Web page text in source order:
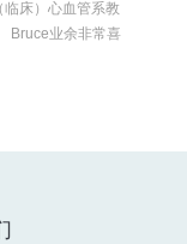
床）心血管系教
Bruce业余非常喜